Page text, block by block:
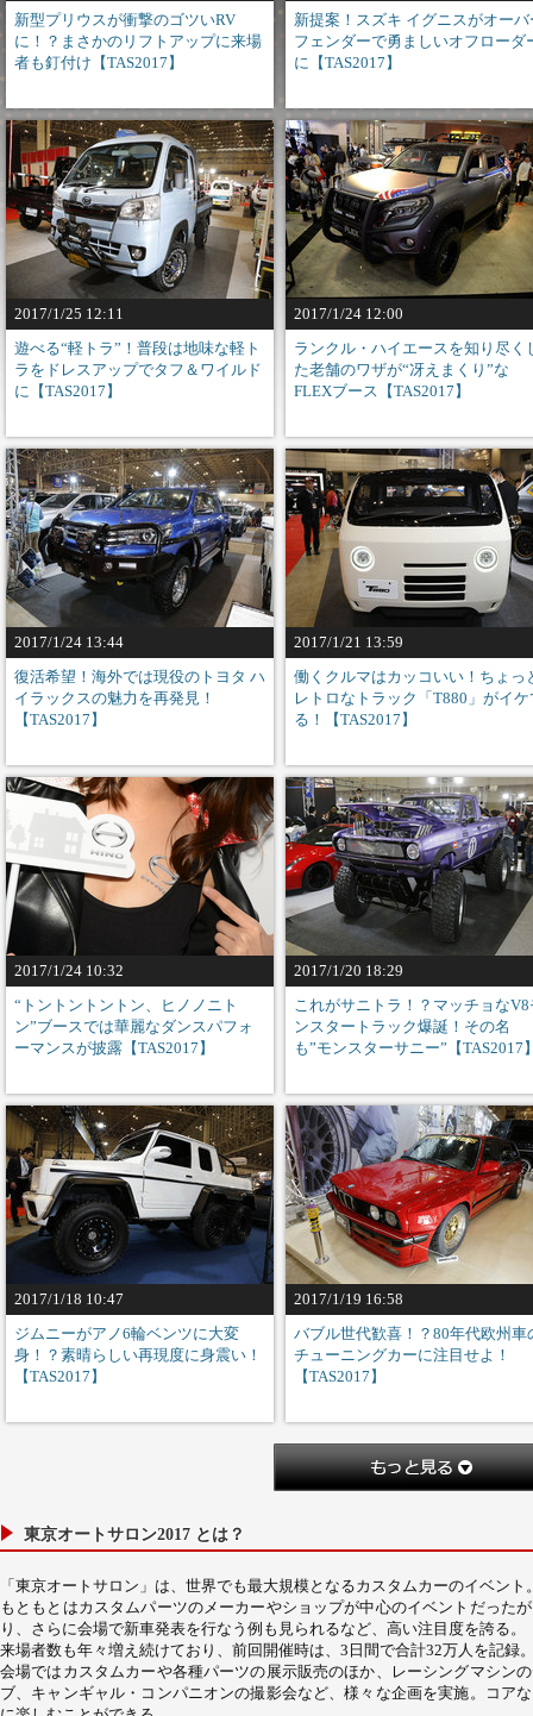
新型プリウスが衝撃のゴツいRV
に！？まさかのリフトアップに来場
者も釘付け【TAS2017】
新提案！スズキ イグニスがオーバ
フェンダーで勇ましいオフローダ
に【TAS2017】
2017/1/25 12:11
遊べる“軽トラ”！普段は地味な軽ト
ラをドレスアップでタフ＆ワイルド
に【TAS2017】
2017/1/24 12:00
ランクル・ハイエースを知り尽く
た老舗のワザが“冴えまくり”な
FLEXブース【TAS2017】
2017/1/24 13:44
復活希望！海外では現役のトヨタ ハ
イラックスの魅力を再発見！
【TAS2017】
2017/1/21 13:59
働くクルマはカッコいい！ちょっ
レトロなトラック「T880」がイケ
る！【TAS2017】
2017/1/24 10:32
“トントントントン、ヒノノニト
ン”ブースでは華麗なダンスパフォ
ーマンスが披露【TAS2017】
2017/1/20 18:29
これがサニトラ！？マッチョなV8
ンスタートラック爆誕！その名
も”モンスターサニー”【TAS2017
2017/1/18 10:47
ジムニーがアノ6輪ベンツに大変
身！？素晴らしい再現度に身震い！
【TAS2017】
2017/1/19 16:58
バブル世代歓喜！？80年代欧州車
チューニングカーに注目せよ！
【TAS2017】
東京オートサロン2017 とは？
「東京オートサロン」は、世界でも最大規模となるカスタムカーのイベン
もともとはカスタムパーツのメーカーやショップが中心のイベントだった
り、さらに会場で新車発表を行なう例も見られるなど、高い注目度を誇る。
来場者数も年々増え続けており、前回開催時は、3日間で合計32万人を記録
会場ではカスタムカーや各種パーツの展示販売のほか、レーシングマシン
ブ、キャンギャル・コンパニオンの撮影会など、様々な企画を実施。コア